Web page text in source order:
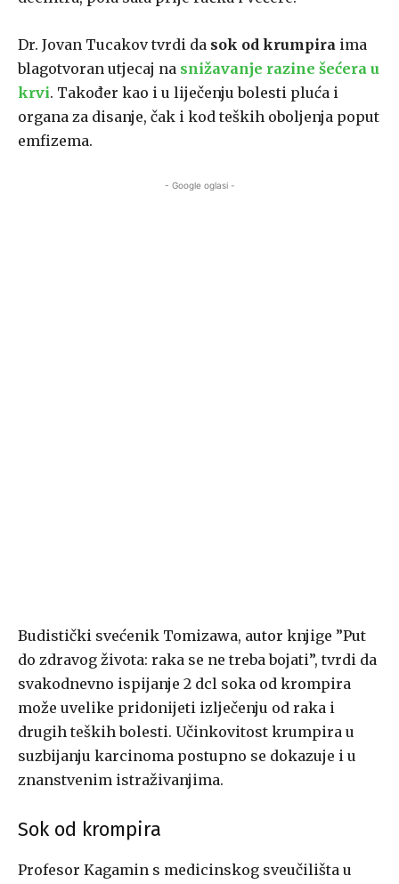
Dr. Jovan Tucakov tvrdi da sok od krumpira ima
blagotvoran utjecaj na snižavanje razine šećera u
krvi. Također kao i u liječenju bolesti pluća i
organa za disanje, čak i kod teških oboljenja poput
emfizema.
- Google oglasi -
Budistički svećenik Tomizawa, autor knjige ”Put
do zdravog života: raka se ne treba bojati”, tvrdi da
svakodnevno ispijanje 2 dcl soka od krompira
može uvelike pridonijeti izlječenju od raka i
drugih teških bolesti. Učinkovitost krumpira u
suzbijanju karcinoma postupno se dokazuje i u
znanstvenim istraživanjima.
Sok od krompira
Profesor Kagamin s medicinskog sveučilišta u